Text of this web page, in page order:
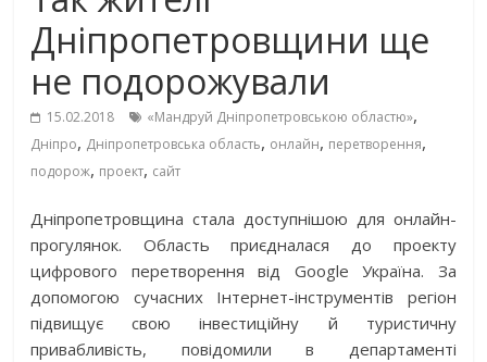
Дніпропетровщини ще
не подорожували
15.02.2018 «Мандруй Дніпропетровською областю»,
Дніпро, Дніпропетровська область, онлайн, перетворення,
подорож, проект, сайт
Дніпропетровщина стала доступнішою для онлайн-
прогулянок. Область приєдналася до проекту
цифрового перетворення від Google Україна. За
допомогою сучасних Інтернет-інструментів регіон
підвищує свою інвестиційну й туристичну
привабливість, повідомили в департаменті